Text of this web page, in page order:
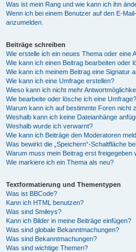
Was ist mein Rang und wie kann ich ihn
Wenn ich bei einem Benutzer auf den E-
anzumelden.
Beiträge schreiben
Wie erstelle ich ein neues Thema oder eine
Wie kann ich einen Beitrag bearbeiten oder
Wie kann ich meinem Beitrag eine Signatur
Wie kann ich eine Umfrage erstellen?
Wieso kann ich nicht mehr
Wie bearbeite oder lösche ich eine Umfrage?
Warum kann ich auf bestimmte Foren nicht
Weshalb kann ich keine Dateianhänge
Weshalb wurde ich verwarnt?
Wie kann ich Beiträge den Moderatoren
Was bewirkt die „Speichern“-Schaltfläche
Warum muss mein Beitrag erst freigegeben
Wie markiere ich ein Thema als neu?
Textformatierung und Thementypen
Was ist BBCode?
Kann ich HTML benutzen?
Was sind Smileys?
Kann ich Bilder in meine Beiträge einfügen?
Was sind globale Bekanntmachungen?
Was sind Bekanntmachungen?
Was sind wichtige Themen?